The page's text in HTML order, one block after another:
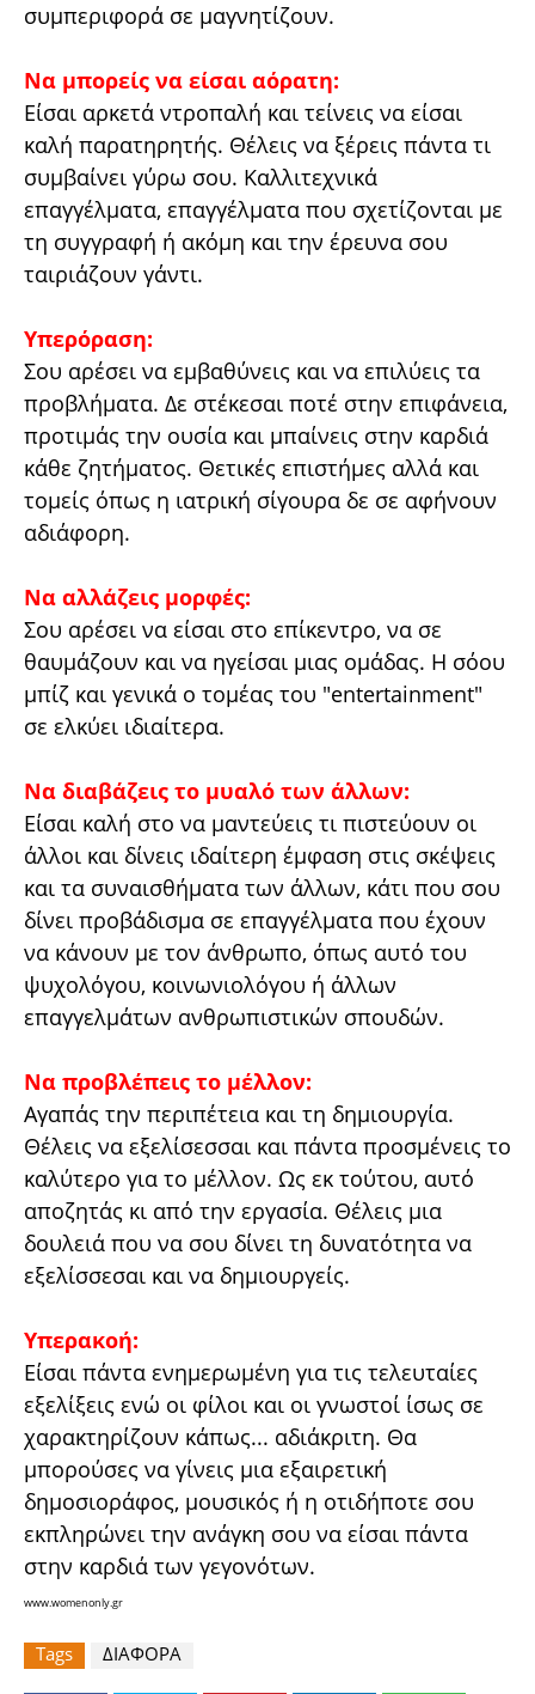
συμπεριφορά σε μαγνητίζουν.
Να μπορείς να είσαι αόρατη:
Είσαι αρκετά ντροπαλή και τείνεις να είσαι
καλή παρατηρητής. Θέλεις να ξέρεις πάντα τι
συμβαίνει γύρω σου. Καλλιτεχνικά
επαγγέλματα, επαγγέλματα που σχετίζονται με
τη συγγραφή ή ακόμη και την έρευνα σου
ταιριάζουν γάντι.
Υπερόραση:
Σου αρέσει να εμβαθύνεις και να επιλύεις τα
προβλήματα. Δε στέκεσαι ποτέ στην επιφάνεια,
προτιμάς την ουσία και μπαίνεις στην καρδιά
κάθε ζητήματος. Θετικές επιστήμες αλλά και
τομείς όπως η ιατρική σίγουρα δε σε αφήνουν
αδιάφορη.
Να αλλάζεις μορφές:
Σου αρέσει να είσαι στο επίκεντρο, να σε
θαυμάζουν και να ηγείσαι μιας ομάδας. Η σόου
μπίζ και γενικά ο τομέας του "entertainment"
σε ελκύει ιδιαίτερα.
Να διαβάζεις το μυαλό των άλλων:
Είσαι καλή στο να μαντεύεις τι πιστεύουν οι
άλλοι και δίνεις ιδαίτερη έμφαση στις σκέψεις
και τα συναισθήματα των άλλων, κάτι που σου
δίνει προβάδισμα σε επαγγέλματα που έχουν
να κάνουν με τον άνθρωπο, όπως αυτό του
ψυχολόγου, κοινωνιολόγου ή άλλων
επαγγελμάτων ανθρωπιστικών σπουδών.
Να προβλέπεις το μέλλον:
Αγαπάς την περιπέτεια και τη δημιουργία.
Θέλεις να εξελίσεσσαι και πάντα προσμένεις το
καλύτερο για το μέλλον. Ως εκ τούτου, αυτό
αποζητάς κι από την εργασία. Θέλεις μια
δουλειά που να σου δίνει τη δυνατότητα να
εξελίσσεσαι και να δημιουργείς.
Υπερακοή:
Είσαι πάντα ενημερωμένη για τις τελευταίες
εξελίξεις ενώ οι φίλοι και οι γνωστοί ίσως σε
χαρακτηρίζουν κάπως... αδιάκριτη. Θα
μπορούσες να γίνεις μια εξαιρετική
δημοσιοράφος, μουσικός ή η οτιδήποτε σου
εκπληρώνει την ανάγκη σου να είσαι πάντα
στην καρδιά των γεγονότων.
www.womenonly.gr
Tags ΔΙΑΦΟΡΑ